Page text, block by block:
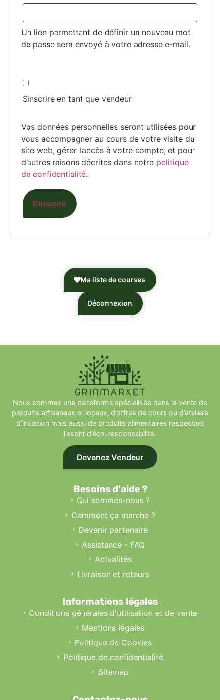
Un lien permettant de définir un nouveau mot
de passe sera envoyé à votre adresse e-mail.
Sinscrire en tant que vendeur
Vos données personnelles seront utilisées pour
vous accompagner au cours de votre visite du
site web, gérer l’accès à votre compte, et pour
d’autres raisons décrites dans notre politique
de confidentialité.
S’inscrire
Ma liste de courses
Déconnexion
Nous sommes une plateforme spécialisée dans la vente de
produits artisanaux et locaux, d’offres de cours ou d’ateliers
d’initiation mais aussi de produits alimentaires respectant
l’esprit d’éco-responsabilité.
Devenez Vendeur
Besoins d'aide ?
Qui sommes-nous ?
Comment ça marche ?
Devenir partenaire
Assistance - FAQ
Actualités
Livraison et retours
Informations légales
Conditions générales d'utilisation et de vente
Mentions légales
Politique de Cookies
Politique de confidentialité
Sitemap